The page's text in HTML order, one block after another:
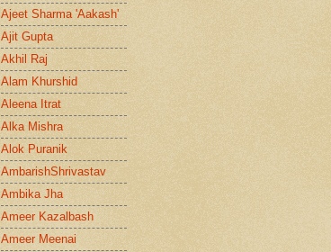
Ajeet Sharma 'Aakash'
Ajit Gupta
Akhil Raj
Alam Khurshid
Aleena Itrat
Alka Mishra
Alok Puranik
AmbarishShrivastav
Ambika Jha
Ameer Kazalbash
Ameer Meenai